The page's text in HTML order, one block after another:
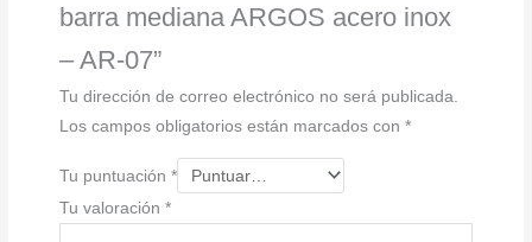
barra mediana ARGOS acero inox
– AR-07”
Tu dirección de correo electrónico no será publicada.
Los campos obligatorios están marcados con*
Tu puntuación*
Tu valoración*